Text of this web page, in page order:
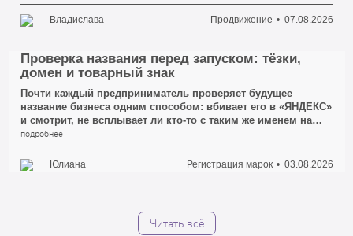
из них не выглядит критичной. А потом смотришь на
итоговую маржу и понимаешь: ты почти работаешь на
Владислава Продвижение 07.08.2026
Проверка названия перед запуском: тёзки,
домен и товарный знак
Почти каждый предприниматель проверяет будущее
название бизнеса одним способом: вбивает его в «ЯНДЕКС»
и смотрит, не всплывает ли кто-то с таким же именем на
первой странице. Если чужих сайтов не видно — имя
объявляется свободным, и человек идёт заказывать
логотип, вывеску и сайт. Это и есть первая ошибка, из-за
которой потом приходится всё переделывать.
подробнее
Юлиана Регистрация марок 03.08.2026
Читать всё